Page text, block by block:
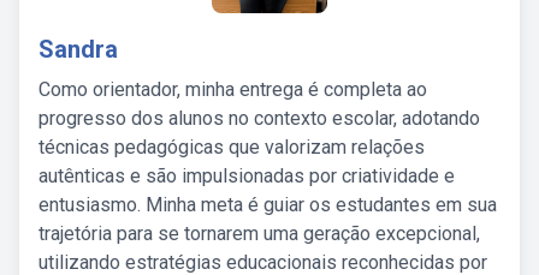
Sandra
Como orientador, minha entrega é completa ao
progresso dos alunos no contexto escolar, adotando
técnicas pedagógicas que valorizam relações
autênticas e são impulsionadas por criatividade e
entusiasmo. Minha meta é guiar os estudantes em sua
trajetória para se tornarem uma geração excepcional,
utilizando estratégias educacionais reconhecidas por